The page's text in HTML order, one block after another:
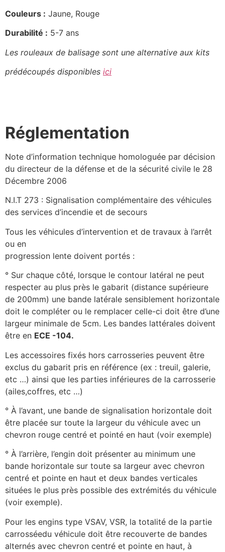
Couleurs : Jaune, Rouge
Durabilité : 5-7 ans
Les rouleaux de balisage sont une alternative aux kits
prédécoupés disponibles ici
Réglementation
Note d’information technique homologuée par décision
du directeur de la défense et de la sécurité civile le 28
Décembre 2006
N.I.T 273 : Signalisation complémentaire des véhicules
des services d’incendie et de secours
Tous les véhicules d’intervention et de travaux à l’arrêt
ou en
progression lente doivent portés :
° Sur chaque côté, lorsque le contour latéral ne peut
respecter au plus près le gabarit (distance supérieure
de 200mm) une bande latérale sensiblement horizontale
doit le compléter ou le remplacer celle-ci doit être d’une
largeur minimale de 5cm. Les bandes lattérales doivent
être en ECE -104.
Les accessoires fixés hors carrosseries peuvent être
exclus du gabarit pris en référence (ex : treuil, galerie,
etc …) ainsi que les parties inférieures de la carrosserie
(ailes,coffres, etc …)
° À l’avant, une bande de signalisation horizontale doit
être placée sur toute la largeur du véhicule avec un
chevron rouge centré et pointé en haut (voir exemple)
° À l’arrière, l’engin doit présenter au minimum une
bande horizontale sur toute sa largeur avec chevron
centré et pointe en haut et deux bandes verticales
situées le plus près possible des extrémités du véhicule
(voir exemple).
Pour les engins type VSAV, VSR, la totalité de la partie
carrosséedu véhicule doit être recouverte de bandes
alternés avec chevron centré et pointe en haut, à